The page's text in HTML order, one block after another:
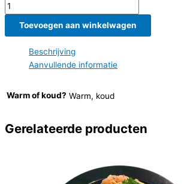
Zalmtaartje
aantal
Toevoegen aan winkelwagen
Beschrijving
Aanvullende informatie
Warm of koud? Warm, koud
Gerelateerde producten